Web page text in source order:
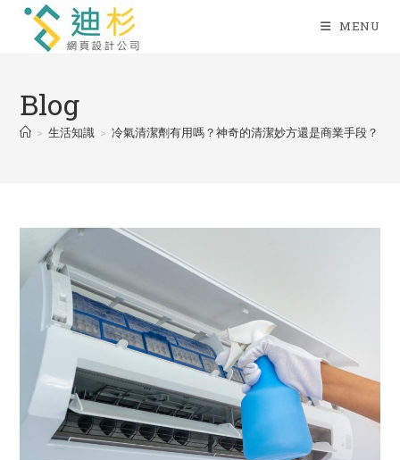
Skip
content
MENU
Blog
> 生活知識 > 冷氣清潔劑有用嗎？神奇的清潔妙方還是商業手段？